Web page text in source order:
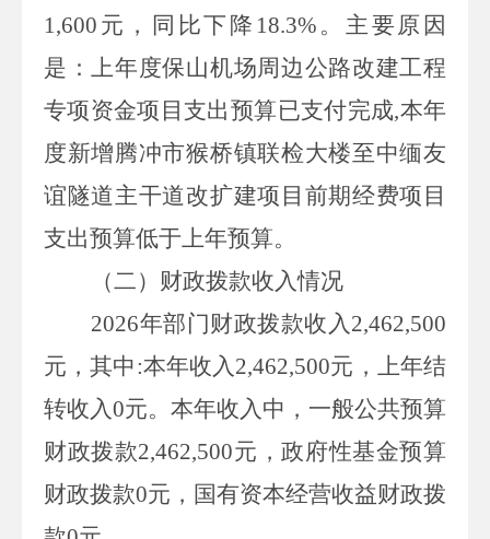
1,600 元，同比下降 18.3% 。主要原因
是：上年度保山机场周边公路改建工程
专项资金项目支出预算已支付完成,本年
度新增腾冲市猴桥镇联检大楼至中缅友
谊隧道主干道改扩建项目前期经费项目
支出预算低于上年预算。
（二）财政拨款收入情况
2026年部门财政拨款收入2,462,500
元，其中:本年收入2,462,500元，上年结
转收入0元。本年收入中，一般公共预算
财政拨款2,462,500元，政府性基金预算
财政拨款0元，国有资本经营收益财政拨